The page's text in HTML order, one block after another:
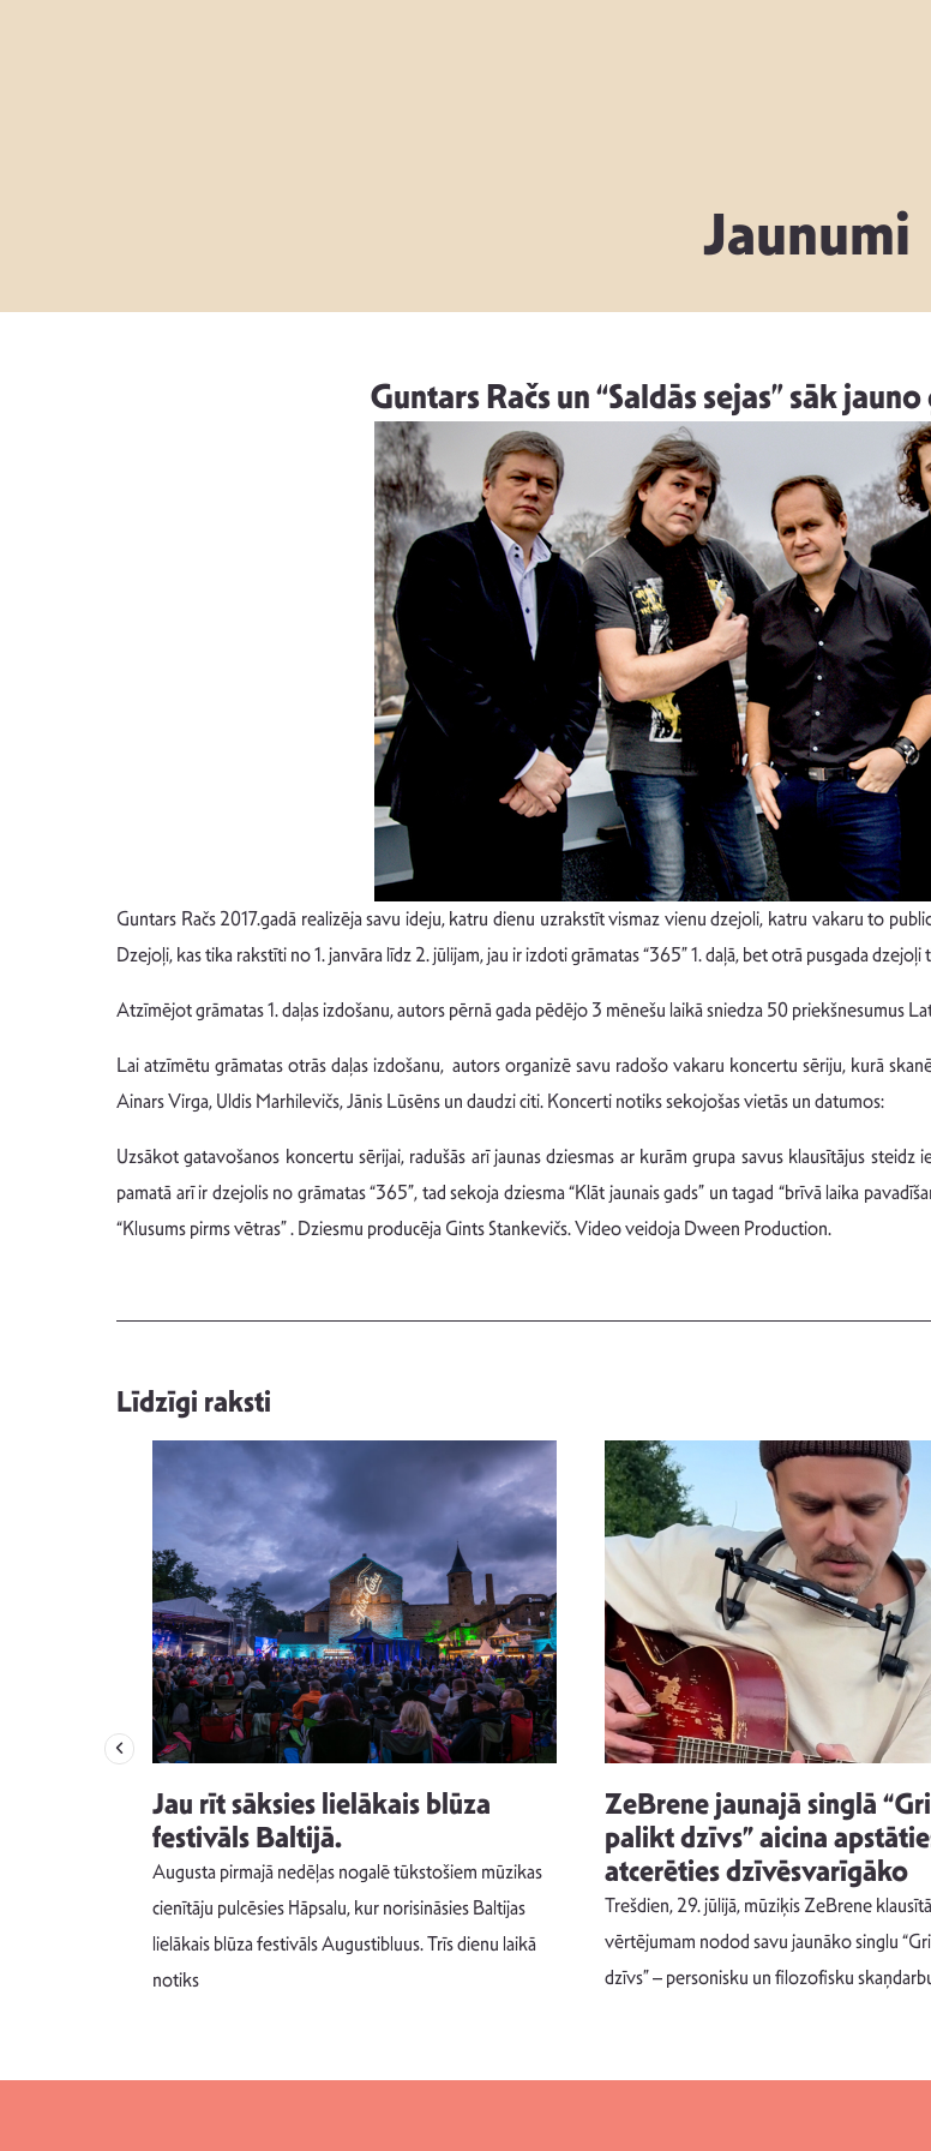
Jaunumi
Guntars Račs un “Saldās sejas” sāk
Guntars Račs 2017.gadā realizēja savu ideju, katru dienu uzrakstīt vismaz vienu dzejoli, katru vakaru to
Dzejoļi, kas tika rakstīti no 1. janvāra līdz 2. jūlijam, jau ir izdoti grāmatas “365” 1. daļā, bet otrā pusgada
Atzīmējot grāmatas 1. daļas izdošanu, autors pērnā gada pēdējo 3 mēnešu laikā sniedza 50 priekšnesumus
Lai atzīmētu grāmatas otrās daļas izdošanu, autors organizē savu radošo vakaru koncertu sēriju, kurā
Ainars Virga, Uldis Marhilevičs, Jānis Lūsēns un daudzi citi. Koncerti notiks sekojošas vietās un datumos:
Uzsākot gatavošanos koncertu sērijai, radušās arī jaunas dziesmas ar kurām grupa savus klausītājus steidz
pamatā arī ir dzejolis no grāmatas “365”, tad sekoja dziesma “Klāt jaunais gads” un tagad “brīvā laika
“Klusums pirms vētras” . Dziesmu producēja Gints Stankevičs. Video veidoja Dween Production.
Līdzīgi raksti
Jau rīt sāksies lielākais blūza
festivāls Baltijā.
Augusta pirmajā nedēļas nogalē tūkstošiem mūzikas
cienītāju pulcēsies Hāpsalu, kur norisināsies Baltijas
lielākais blūza festivāls Augustibluus. Trīs dienu laikā
notiks
ZeBrene jaunajā singlā
palikt dzīvs” aicina
atcerēties dzīvēsvarīgāko
Trešdien, 29. jūlijā, mūziķis ZeBrene
vērtējumam nodod savu jaunāko singlu
dzīvs” – personisku un filozofisku